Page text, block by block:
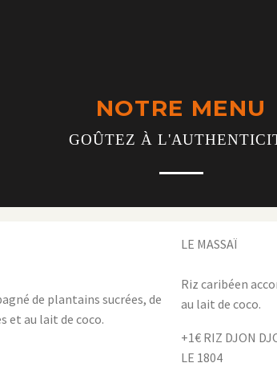
NOTRE MENU
GOÛTEZ À
de plantains sucrées, de
et au lait de coco.
LE MASSAÏ
Riz caribéen
au lait de coco.
+1€ RIZ DJON
LE 1804